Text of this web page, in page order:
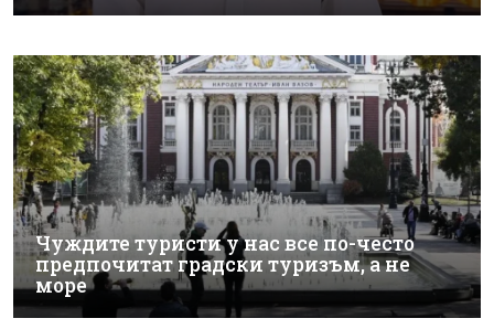
Чуждите туристи у нас все по-често
предпочитат градски туризъм, а не
море